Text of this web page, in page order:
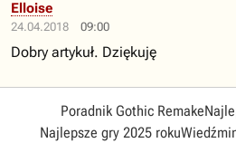
24.04.2018 09:00
Elloise
Dobry artykuł. Dziękuję
Poradnik Gothic Remake
Najlepsze gry 2025 roku